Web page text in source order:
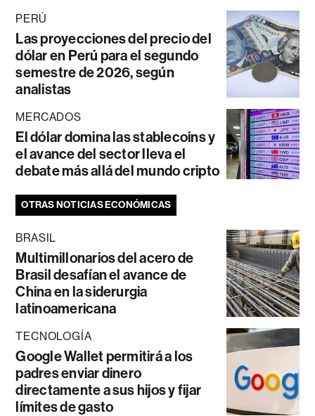
PERÚ
Las proyecciones del precio del
dólar en Perú para el segundo
semestre de 2026, según
analistas
MERCADOS
El dólar domina las stablecoins y
el avance del sector lleva el
debate más allá del mundo cripto
OTRAS NOTICIAS ECONÓMICAS
BRASIL
Multimillonarios del acero de
Brasil desafían el avance de
China en la siderurgia
latinoamericana
TECNOLOGÍA
Google Wallet permitirá a los
padres enviar dinero
directamente a sus hijos y fijar
límites de gasto